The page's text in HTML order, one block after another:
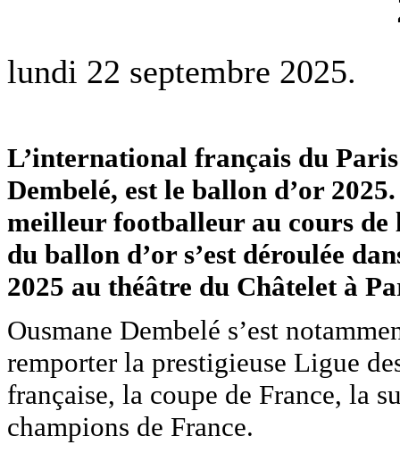
lundi 22 septembre 2025.
L’international français du
Dembelé, est le ballon d’or
meilleur footballeur au cours de
du ballon d’or s’est déroulée
2025 au théâtre du Châtelet à
Ousmane Dembelé s’est
remporter la prestigieuse Ligue
française, la coupe de France, la
champions de France.